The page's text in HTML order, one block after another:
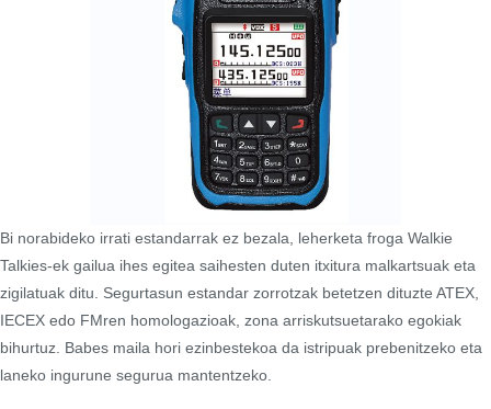
Bi norabideko irrati estandarrak ez bezala, leherketa froga Walkie
Talkies-ek gailua ihes egitea saihesten duten itxitura malkartsuak eta
zigilatuak ditu. Segurtasun estandar zorrotzak betetzen dituzte ATEX,
IECEX edo FMren homologazioak, zona arriskutsuetarako egokiak
bihurtuz. Babes maila hori ezinbestekoa da istripuak prebenitzeko eta
laneko ingurune segurua mantentzeko.